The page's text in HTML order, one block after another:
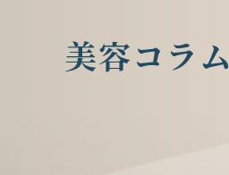
美容コラム